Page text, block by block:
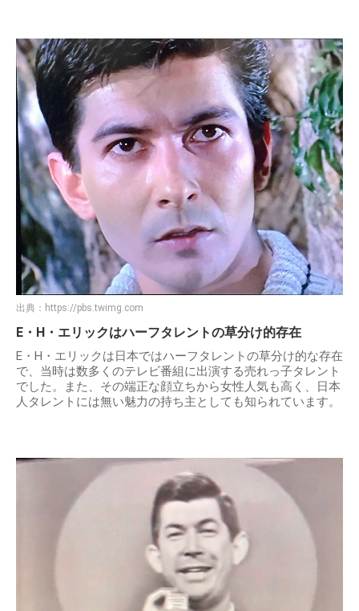
出典： https://pbs.twimg.com
E・H・エリックはハーフタレントの草分け的存在
E・H・エリックは日本ではハーフタレントの草分け的な存在
で、当時は数多くのテレビ番組に出演する売れっ子タレント
でした。また、その端正な顔立ちから女性人気も高く、日本
人タレントには無い魅力の持ち主としても知られています。